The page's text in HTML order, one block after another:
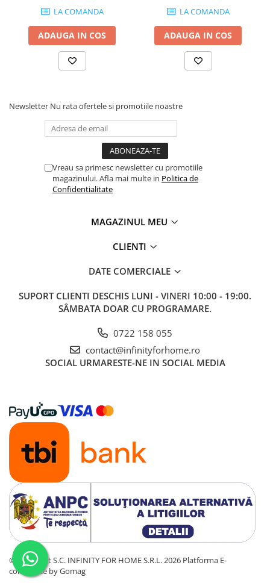
LA COMANDA
ADAUGA IN COS
LA COMANDA
ADAUGA IN COS
Newsletter Nu rata ofertele si promotiile noastre
Vreau sa primesc newsletter cu promotiile
magazinului. Afla mai multe in Politica de
Confidentialitate
MAGAZINUL MEU
CLIENTI
DATE COMERCIALE
SUPORT CLIENTI DESCHIS LUNI - VINERI 10:00 - 19:00.
SÂMBATA DOAR CU PROGRAMARE.
0722 158 055
contact@infinityforhome.ro
SOCIAL URMARESTE-NE IN SOCIAL MEDIA
©Copyright S.C. INFINITY FOR HOME S.R.L. 2026 Platforma E-
commerce by Gomag